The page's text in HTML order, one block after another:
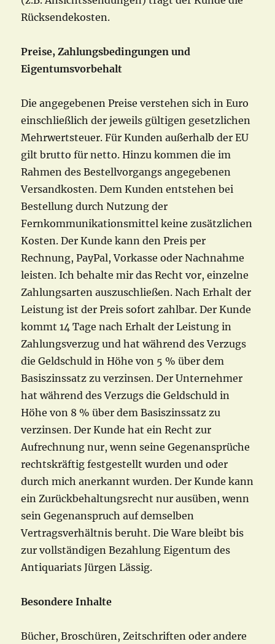
Rücksendekosten.
Preise, Zahlungsbedingungen und
Eigentumsvorbehalt
Die angegebenen Preise verstehen sich in Euro
einschließlich der jeweils gültigen gesetzlichen
Mehrwertsteuer. Für Kunden außerhalb der EU
gilt brutto für netto. Hinzu kommen die im
Rahmen des Bestellvorgangs angegebenen
Versandkosten. Dem Kunden entstehen bei
Bestellung durch Nutzung der
Fernkommunikationsmittel keine zusätzlichen
Kosten. Der Kunde kann den Preis per
Rechnung, PayPal, Vorkasse oder Nachnahme
leisten. Ich behalte mir das Recht vor, einzelne
Zahlungsarten auszuschließen. Nach Erhalt der
Leistung ist der Preis sofort zahlbar. Der Kunde
kommt 14 Tage nach Erhalt der Leistung in
Zahlungsverzug und hat während des Verzugs
die Geldschuld in Höhe von 5 % über dem
Basiszinssatz zu verzinsen. Der Unternehmer
hat während des Verzugs die Geldschuld in
Höhe von 8 % über dem Basiszinssatz zu
verzinsen. Der Kunde hat ein Recht zur
Aufrechnung nur, wenn seine Gegenansprüche
rechtskräftig festgestellt wurden und oder
durch mich anerkannt wurden. Der Kunde kann
ein Zurückbehaltungsrecht nur ausüben, wenn
sein Gegenanspruch auf demselben
Vertragsverhältnis beruht. Die Ware bleibt bis
zur vollständigen Bezahlung Eigentum des
Antiquariats Jürgen Lässig.
Besondere Inhalte
Bücher, Broschüren, Zeitschriften oder andere